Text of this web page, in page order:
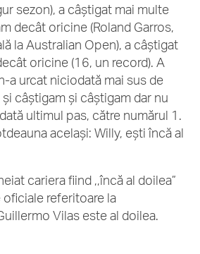
sezon), a câștigat mai multe
decât oricine (Roland Garros,
la Australian Open), a câștigat
oricine (16, un record). A
a urcat niciodată mai sus de
câștigam și câștigam dar nu
ultimul pas, către numărul 1.
același: Willy, ești încă al
cariera fiind ,,încă al doilea”
referitoare la
Vilas este al doilea.